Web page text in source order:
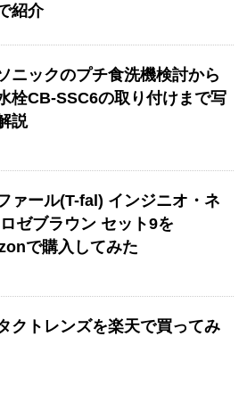
紹介
ニックのプチ食洗機検討から
栓CB-SSC6の取り付けまで写
説
ァール(T-fal) インジニオ・ネ
ゼブラウン セット9を
で購入してみた
クトレンズを楽天で買ってみ